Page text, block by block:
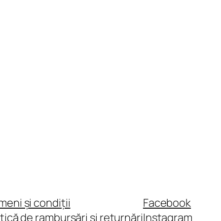
și condiții
de rambursări și returnări
Facebook
Instagram